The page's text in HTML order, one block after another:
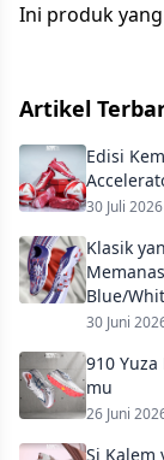
Ini produk
Artikel
Edisi
30 Juli 2026
Klasik
Blue/
30 Juni
910
mu
26 Juni
Si Kalem